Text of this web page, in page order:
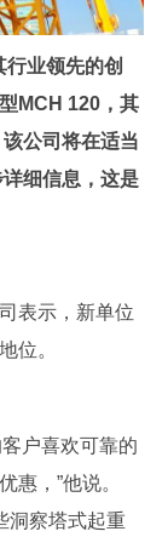
行业领先的创
MCH 120，其
公司将在适当
细信息，这是
表示，新单位
位。
户喜欢可靠的
惠，”他说。
洞察塔式起重